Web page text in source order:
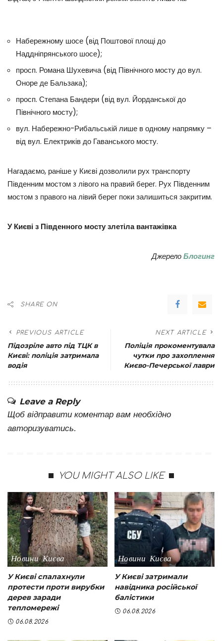
Набережному шосе (від Поштової площі до
Наддніпрянського шосе);
просп. Романа Шухевича (від Північного мосту до вул.
Оноре де Бальзака);
просп. Степана Бандери (від вул. Йорданської до
Північного мосту);
вул. Набережно-Рибальській лише в одному напрямку –
від вул. Електриків до Гаванського мосту.
Нагадаємо, раніше у Києві дозволили рух транспорту
Південним мостом з лівого на правий берег. Рух Південним
мостом з правого на лівий берег поки залишиться закритим.
У Києві з Південного мосту злетіла вантажівка
ДжерелоБлогинг
SHARE ON
PREVIOUS ARTICLE
Підозріле авто під ТЦК в
Києві: поліція затримала
водія
NEXT ARTICLE
Поліція прокоментувала
чутки про захоплення
Києво-Печерської лаври
Leave a Reply
Щоб відправити коментар вам необхідно
авторизуватись.
YOU MIGHT ALSO LIKE
Новини Києва
У Києві спалахнули
протести проти вирубки
дерев заради
тепломережі
06.08.2026
Новини Києва
У Києві затримали
навідника російської
балістики
06.08.2026